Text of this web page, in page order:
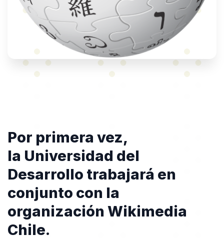
Por primera vez,
la Universidad del
Desarrollo trabajará en
conjunto con la
organización Wikimedia
Chile.